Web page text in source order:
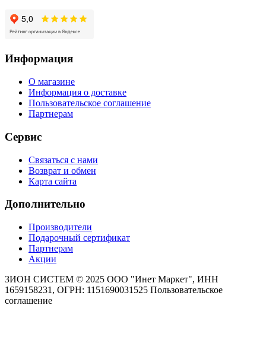
Информация
О магазине
Информация о доставке
Пользовательское соглашение
Партнерам
Сервис
Связаться с нами
Возврат и обмен
Карта сайта
Дополнительно
Производители
Подарочный сертификат
Партнерам
Акции
ЗИОН СИСТЕМ © 2025 ООО "Инет Маркет", ИНН
1659158231, ОГРН: 1151690031525 Пользовательское
соглашение